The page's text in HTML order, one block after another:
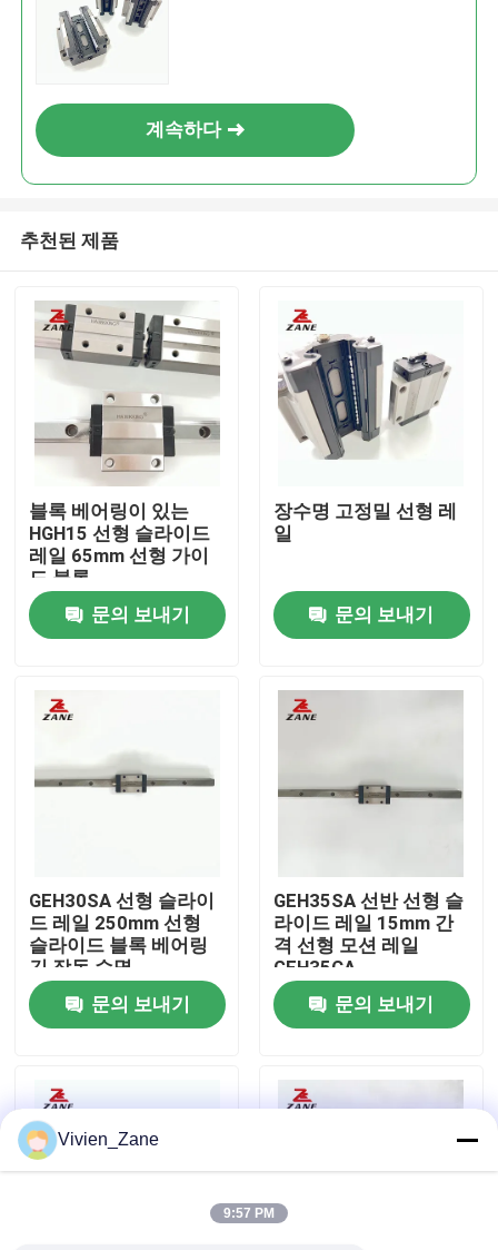
연락처
뉴스
모든 케이스
견적 요청
계속하다
추천된 제품
블록 베어링이 있는
HGH15 선형 슬라이드
레일 65mm 선형 가이
드 블록
문의 보내기
장수명 고정밀 선형 레
일
문의 보내기
GEH30SA 선형 슬라이
드 레일 250mm 선형
슬라이드 블록 베어링
긴 작동 수명
문의 보내기
GEH35SA 선반 선형 슬
라이드 레일 15mm 간
격 선형 모션 레일
GEH35CA
문의 보내기
Vivien_Zane
9:57 PM